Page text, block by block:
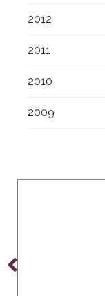
2012
2011
2010
2009